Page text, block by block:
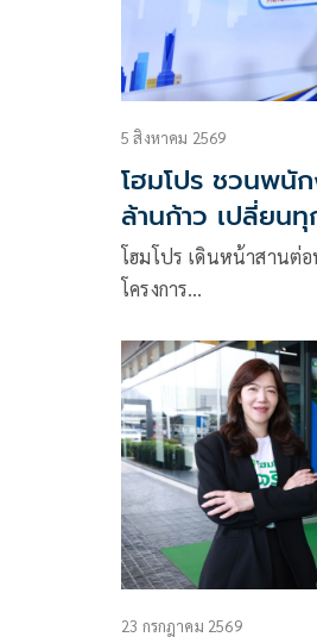
5 สิงหาคม 2569
โฮมโปร ชวนพนั
ล้านก้าว เปลี่ยนทุ
สมทบศิริราชมูลนิ
โฮมโปร เดินหน้าสานต่
โครงการ…
23 กรกฎาคม 2569